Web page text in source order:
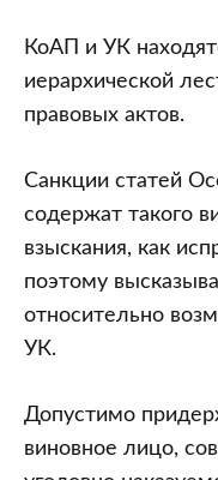
КоАП и УК
иерархической
правовых актов.
Санкции статей
содержат такого
взыскания, как
поэтому
относительно
УК.
Допустимо
виновное лицо,